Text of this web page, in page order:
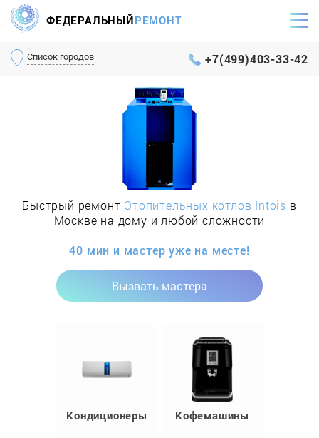
ФЕДЕРАЛЬНЫЙРЕМОНТ
Список городов +7(499)403-33-42
Быстрый ремонт Отопительных котлов Intois в
Москве на дому и любой сложности
40 мин и мастер уже на месте!
Вызвать мастера
Кондиционеры Кофемашины